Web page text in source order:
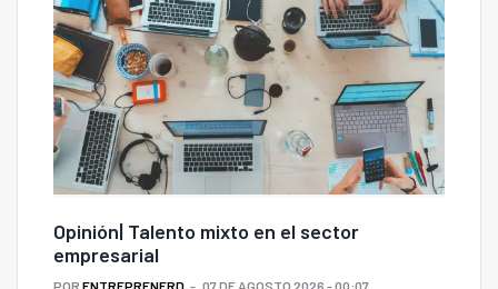
Opinión| Talento mixto en el sector
empresarial
POR ENTREPRENERD 07 DE AGOSTO 2026 - 00:07